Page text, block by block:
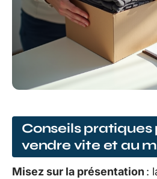
Conseils pratiques
vendre vite et au
Misez sur la présentation :